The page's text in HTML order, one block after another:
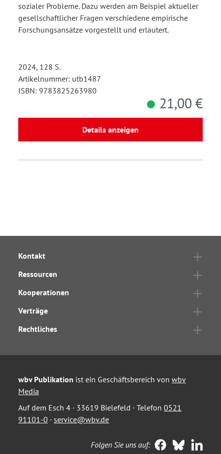
sozialer Probleme. Dazu werden am Beispiel aktueller
gesellschaftlicher Fragen verschiedene empirische
Forschungsansätze vorgestellt und erläutert.
2024, 128 S.
Artikelnummer: utb1487
ISBN: 9783825263980
21,00 €
Details anzeigen
Kontakt
Ressourcen
Kooperationen
Verträge
Rechtliches
wbv Publikation ist ein Geschäftsbereich von wbv
Media
Auf dem Esch 4 · 33619 Bielefeld · Telefon 0521
91101-0 · service@wbv.de
Folgen Sie uns auf: